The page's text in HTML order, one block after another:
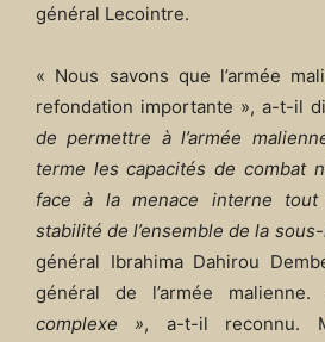
général Lecointre.
« Nous savons que l’armée
refondation importante », a-t-il
de permettre à l’armée
terme les capacités de combat
face à la menace interne
stabilité de l’ensemble de la
général Ibrahima Dahirou
général de l’armée malienne.
complexe », a-t-il reconnu.